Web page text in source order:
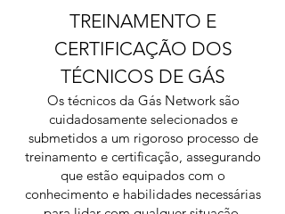
TREINAMENTO E
CERTIFICAÇÃO DOS
TÉCNICOS DE GÁS
Os técnicos da Gás Network são
cuidadosamente selecionados e
submetidos a um rigoroso processo de
treinamento e certificação, assegurando
que estão equipados com o
conhecimento e habilidades necessárias